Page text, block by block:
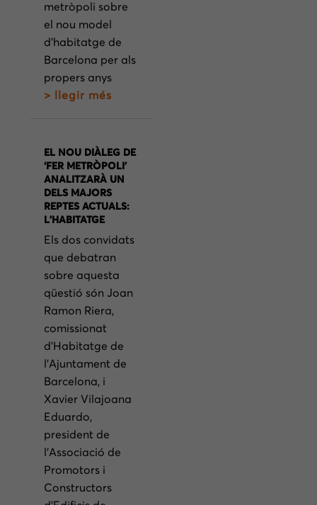
metròpoli sobre
el nou model
d’habitatge de
Barcelona per als
propers anys
> llegir més
EL NOU DIÀLEG DE
‘FER METRÒPOLI’
ANALITZARÀ UN
DELS MAJORS
REPTES ACTUALS:
L’HABITATGE
Els dos convidats
que debatran
sobre aquesta
qüestió són Joan
Ramon Riera,
comissionat
d’Habitatge de
l’Ajuntament de
Barcelona, i
Xavier Vilajoana
Eduardo,
president de
l’Associació de
Promotors i
Constructors